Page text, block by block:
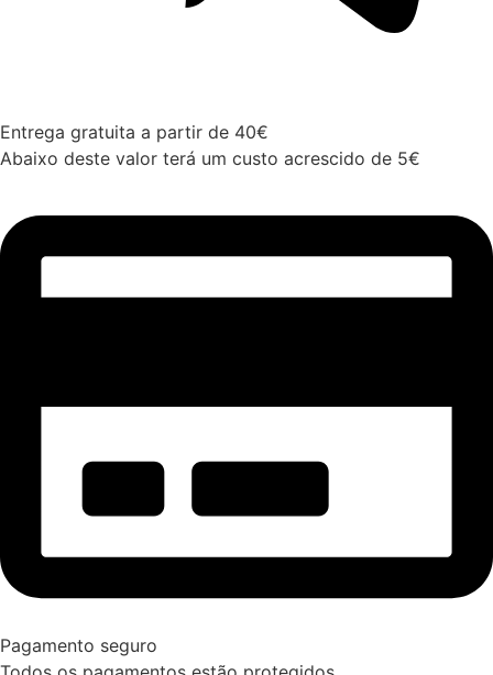
Entrega gratuita a partir de 40€
Abaixo deste valor terá um custo acrescido de 5€
Pagamento seguro